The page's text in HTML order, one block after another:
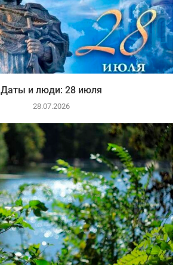
Даты и люди: 28 июля
28.07.2026